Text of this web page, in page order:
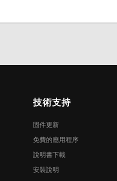
技術支持
固件更新
免費的應用程序
說明書下載
安裝說明